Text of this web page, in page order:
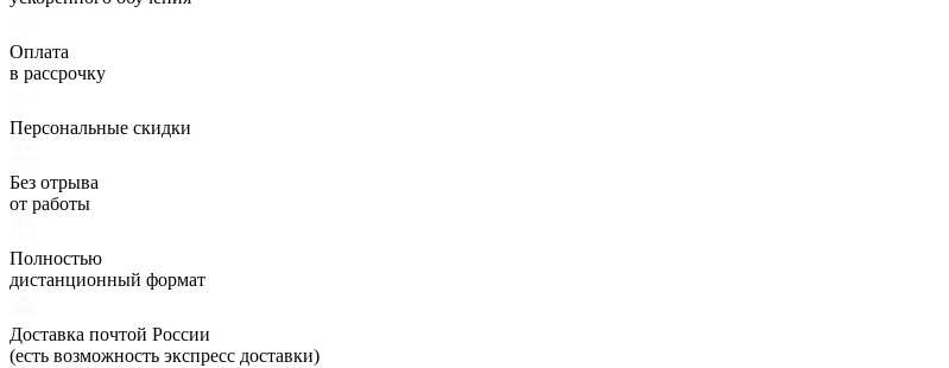
Оплата
в рассрочку
Персональные скидки
Без отрыва
от работы
Полностью
дистанционный формат
Доставка почтой России
(есть возможность экспресс доставки)